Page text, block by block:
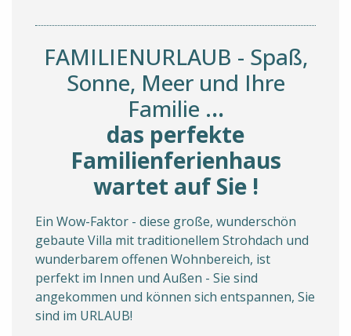
FAMILIENURLAUB - Spaß,
Sonne, Meer und Ihre
Familie ...
das perfekte
Familienferienhaus
wartet auf Sie !
Ein Wow-Faktor - diese große, wunderschön
gebaute Villa mit traditionellem Strohdach und
wunderbarem offenen Wohnbereich, ist
perfekt im Innen und Außen - Sie sind
angekommen und können sich entspannen, Sie
sind im URLAUB!